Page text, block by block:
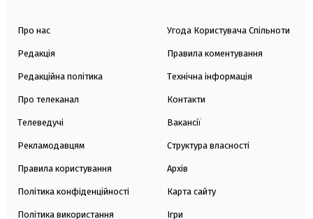
Про нас
Редакція
Редакційна політика
Про телеканал
Телеведучі
Рекламодавцям
Правила користування
Політика конфіденційності
Політика використання
Угода Користувача Спільноти
Правила коментування
Технічна інформація
Контакти
Вакансії
Структура власності
Архів
Карта сайту
Ігри